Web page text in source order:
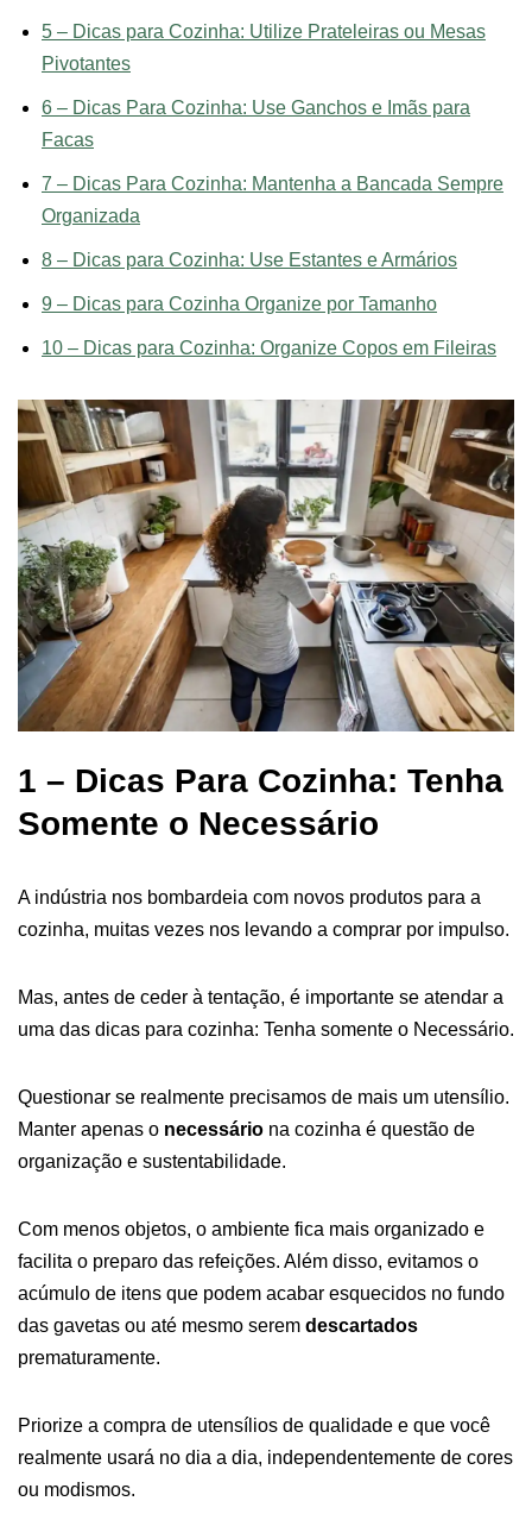
5 – Dicas para Cozinha: Utilize Prateleiras ou Mesas
Pivotantes
6 – Dicas Para Cozinha: Use Ganchos e Imãs para
Facas
7 – Dicas Para Cozinha: Mantenha a Bancada Sempre
Organizada
8 – Dicas para Cozinha: Use Estantes e Armários
9 – Dicas para Cozinha Organize por Tamanho
10 – Dicas para Cozinha: Organize Copos em Fileiras
1 – Dicas Para Cozinha: Tenha
Somente o Necessário
A indústria nos bombardeia com novos produtos para a
cozinha, muitas vezes nos levando a comprar por impulso.
Mas, antes de ceder à tentação, é importante se atendar a
uma das dicas para cozinha: Tenha somente o Necessário.
Questionar se realmente precisamos de mais um utensílio.
Manter apenas o necessário na cozinha é questão de
organização e sustentabilidade.
Com menos objetos, o ambiente fica mais organizado e
facilita o preparo das refeições. Além disso, evitamos o
acúmulo de itens que podem acabar esquecidos no fundo
das gavetas ou até mesmo serem descartados
prematuramente.
Priorize a compra de utensílios de qualidade e que você
realmente usará no dia a dia, independentemente de cores
ou modismos.